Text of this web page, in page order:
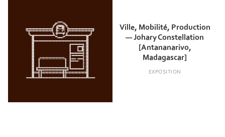
Ville, Mobilité, Production
— Johary Constellation
[Antananarivo,
Madagascar]
EXPOSITION